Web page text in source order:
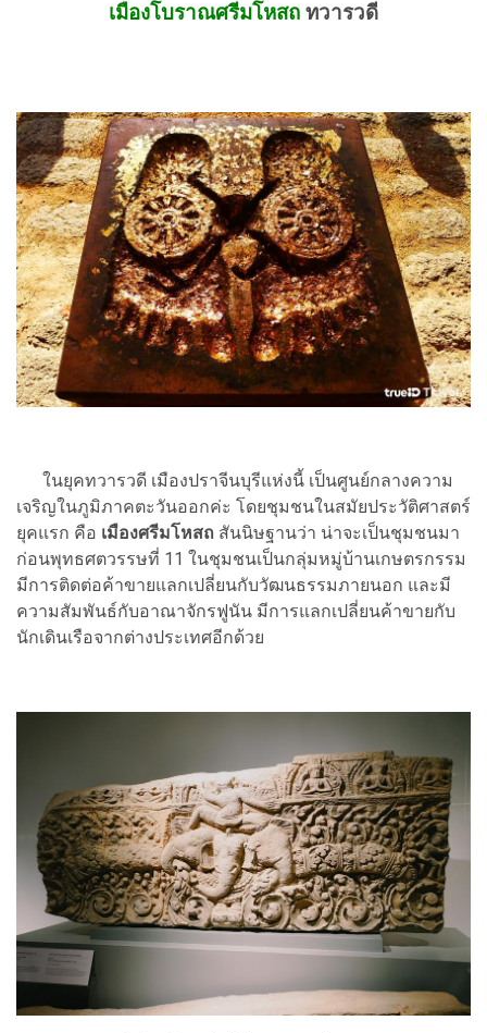
เมืองโบราณศรีมโหสถ ทวารวดี
ในยุคทวารวดี เมืองปราจีนบุรีแห่งนี้ เป็นศูนย์กลางความ
เจริญในภูมิภาคตะวันออกค่ะ โดยชุมชนในสมัยประวัติศาสตร์
ยุคแรก คือ เมืองศรีมโหสถ สันนิษฐานว่า น่าจะเป็นชุมชนมา
ก่อนพุทธศตวรรษที่ 11 ในชุมชนเป็นกลุ่มหมู่บ้านเกษตรกรรม
มีการติดต่อค้าขายแลกเปลี่ยนกับวัฒนธรรมภายนอก และมี
ความสัมพันธ์กับอาณาจักรฟูนัน มีการแลกเปลี่ยนค้าขายกับ
นักเดินเรือจากต่างประเทศอีกด้วย